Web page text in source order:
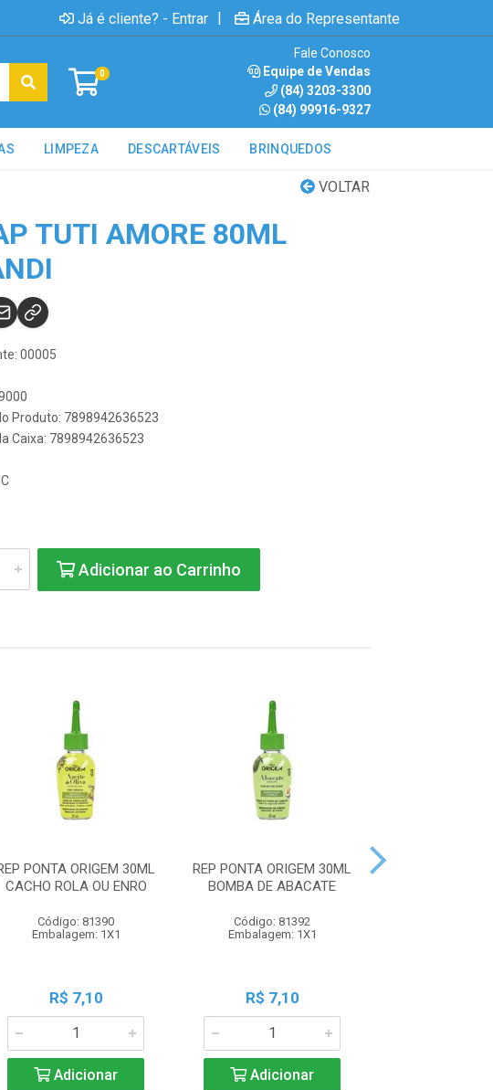
Já é cliente? - Entrar | Área do Representante
0
Fale Conosco
Equipe de Vendas
(84) 3203-3300
(84) 99916-9327
LIMPEZA DESCARTÁVEIS BRINQUEDOS
VOLTAR
TUTI AMORE 80ML
00005
Produto: 7898942636523
Caixa: 7898942636523
Adicionar ao Carrinho
PONTA ORIGEM 30ML
CACHO ROLA OU ENRO
Código: 81390
Embalagem: 1X1
R$ 7,10
Adicionar
REP PONTA ORIGEM 30ML
BOMBA DE ABACATE
Código: 81392
Embalagem: 1X1
R$ 7,10
Adicionar